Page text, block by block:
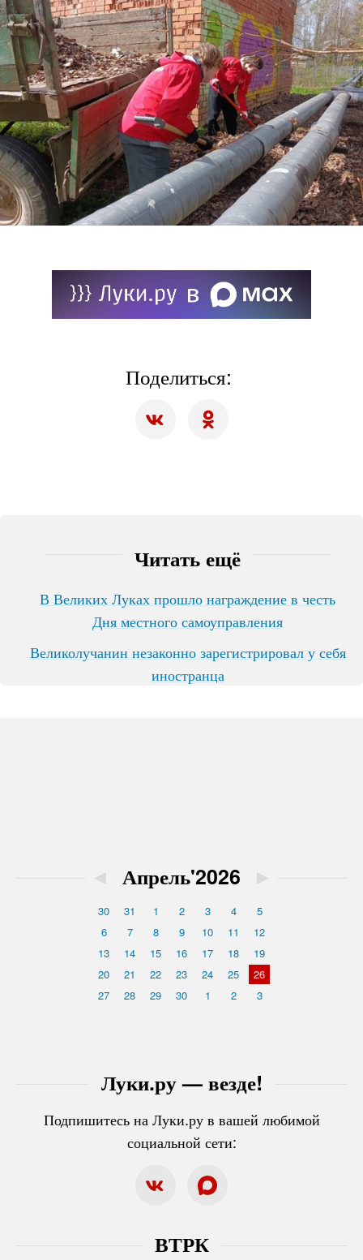
Поделиться:
Читать ещё
В Великих Луках прошло награждение в честь
Дня местного самоуправления
Великолучанин незаконно зарегистрировал у себя
иностранца
Луки.ру — везде!
Подпишитесь на Луки.ру в вашей любимой
социальной сети:
◄ Апрель'2026 ►
30 31 1 2 3 4
5
6
7 8 9 10 11
12
13
14 15 16 17 18
19
20
21 22 23 24 25
26
27
28 29 30 1 2 3
ВТРК